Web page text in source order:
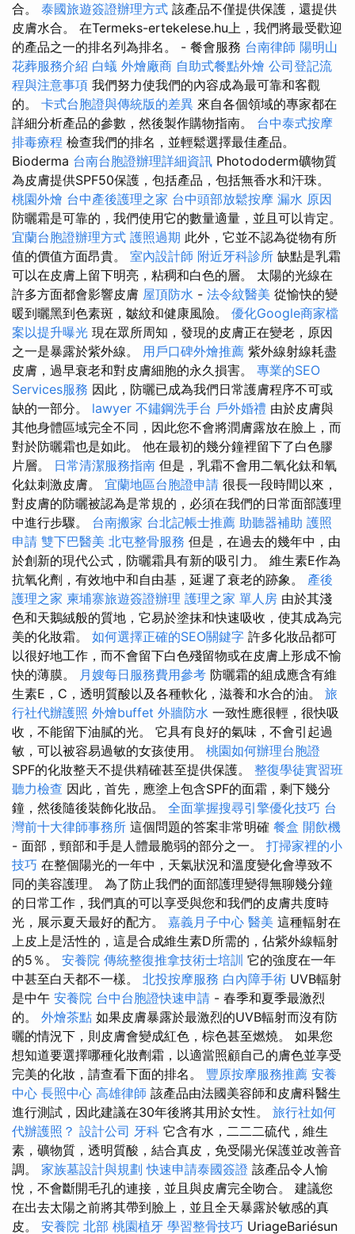
合。 泰國旅遊簽證辦理方式 該產品不僅提供保護，還提供
皮膚水合。 在Termeks-ertekelese.hu上，我們將最受歡迎
的產品之一的排名列為排名。 - 餐會服務 台南律師 陽明山
花葬服務介紹 白蟻 外燴廠商 自助式餐點外燴 公司登記流
程與注意事項 我們努力使我們的內容成為最可靠和客觀
的。 卡式台胞證與傳統版的差異 來自各個領域的專家都在
詳細分析產品的參數，然後製作購物指南。 台中泰式按摩
排毒療程 檢查我們的排名，並輕鬆選擇最佳產品。
Bioderma 台南台胞證辦理詳細資訊 Photododerm礦物質
為皮膚提供SPF50保護，包括產品，包括無香水和汗珠。
桃園外燴 台中產後護理之家 台中頭部放鬆按摩 漏水 原因
防曬霜是可靠的，我們使用它的數量適量，並且可以肯定。
宜蘭台胞證辦理方式 護照過期 此外，它並不認為從物有所
值的價值方面昂貴。 室內設計師 附近牙科診所 缺點是乳霜
可以在皮膚上留下明亮，粘稠和白色的層。 太陽的光線在
許多方面都會影響皮膚 屋頂防水 - 法令紋醫美 從愉快的變
暖到曬黑到色素斑，皺紋和健康風險。 優化Google商家檔
案以提升曝光 現在眾所周知，發現的皮膚正在變老，原因
之一是暴露於紫外線。 用戶口碑外燴推薦 紫外線射線耗盡
皮膚，過早衰老和對皮膚細胞的永久損害。 專業的SEO
Services服務 因此，防曬已成為我們日常護膚程序不可或
缺的一部分。 lawyer 不鏽鋼洗手台 戶外婚禮 由於皮膚與
其他身體區域完全不同，因此您不會將潤膚露放在臉上，而
對於防曬霜也是如此。 他在最初的幾分鐘裡留下了白色膠
片層。 日常清潔服務指南 但是，乳霜不會用二氧化鈦和氧
化鈦刺激皮膚。 宜蘭地區台胞證申請 很長一段時間以來，
對皮膚的防曬被認為是常規的，必須在我們的日常面部護理
中進行步驟。 台南搬家 台北記帳士推薦 助聽器補助 護照
申請 雙下巴醫美 北屯整骨服務 但是，在過去的幾年中，由
於創新的現代公式，防曬霜具有新的吸引力。 維生素E作為
抗氧化劑，有效地中和自由基，延遲了衰老的跡象。 產後
護理之家 柬埔寨旅遊簽證辦理 護理之家 單人房 由於其淺
色和天鵝絨般的質地，它易於塗抹和快速吸收，使其成為完
美的化妝霜。 如何選擇正確的SEO關鍵字 許多化妝品都可
以很好地工作，而不會留下白色殘留物或在皮膚上形成不愉
快的薄膜。 月嫂每日服務費用參考 防曬霜的組成應含有維
生素E，C，透明質酸以及各種軟化，滋養和水合的油。 旅
行社代辦護照 外燴buffet 外牆防水 一致性應很輕，很快吸
收，不能留下油膩的光。 它具有良好的氣味，不會引起過
敏，可以被容易過敏的女孩使用。 桃園如何辦理台胞證
SPF的化妝整天不提供精確甚至提供保護。 整復學徒實習班
聽力檢查 因此，首先，應塗上包含SPF的面霜，剩下幾分
鐘，然後隨後裝飾化妝品。 全面掌握搜尋引擎優化技巧 台
灣前十大律師事務所 這個問題的答案非常明確 餐盒 開飲機
- 面部，頸部和手是人體最脆弱的部分之一。 打掃家裡的小
技巧 在整個陽光的一年中，天氣狀況和溫度變化會導致不
同的美容護理。 為了防止我們的面部護理變得無聊幾分鐘
的日常工作，我們真的可以享受與您和我們的皮膚共度時
光，展示夏天最好的配方。 嘉義月子中心 醫美 這種輻射在
上皮上是活性的，這是合成維生素D所需的，佔紫外線輻射
的5％。 安養院 傳統整復推拿技術士培訓 它的強度在一年
中甚至白天都不一樣。 北投按摩服務 白內障手術 UVB輻射
是中午 安養院 台中台胞證快速申請 - 春季和夏季最激烈
的。 外燴茶點 如果皮膚暴露於最激烈的UVB輻射而沒有防
曬的情況下，則皮膚會變成紅色，棕色甚至燃燒。 如果您
想知道要選擇哪種化妝劑霜，以適當照顧自己的膚色並享受
完美的化妝，請查看下面的排名。 豐原按摩服務推薦 安養
中心 長照中心 高雄律師 該產品由法國美容師和皮膚科醫生
進行測試，因此建議在30年後將其用於女性。 旅行社如何
代辦護照？ 設計公司 牙科 它含有水，二二二硫代，維生
素，礦物質，透明質酸，結合真皮，免受陽光保護並改善音
調。 家族墓設計與規劃 快速申請泰國簽證 該產品令人愉
悅，不會斷開毛孔的連接，並且與皮膚完全吻合。 建議您
在出去太陽之前將其帶到臉上，並且全天暴露於敏感的真
皮。 安養院 北部 桃園植牙 學習整骨技巧 UriageBariésun